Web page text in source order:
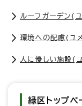
ルーフガーデン(
環境への配慮(ユ
人に優しい施設(
緑区トップペ